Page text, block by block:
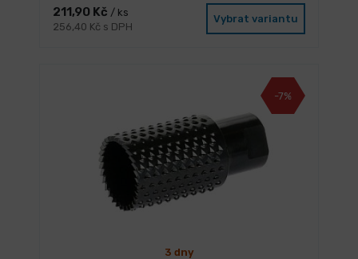
211,90 Kč / ks
256,40 Kč s DPH
Vybrat variantu
-7%
3 dny